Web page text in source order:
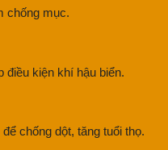
chống mục.
điều kiện khí hậu biển.
chống dột, tăng tuổi thọ.